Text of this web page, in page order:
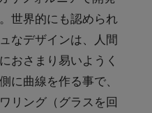
世界的にも認められ
なデザインは、人間
おさまり易いようく
に曲線を作る事で、
リング（グラスを回